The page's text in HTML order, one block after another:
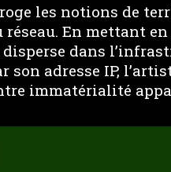
les notions de
réseau. En mettant
dans
son adresse IP,
immatérialité